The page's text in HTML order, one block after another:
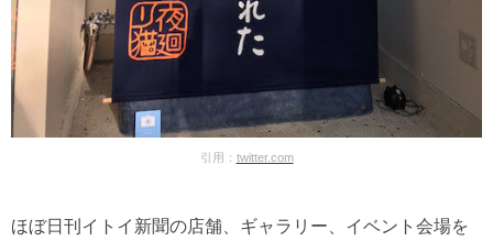
引用： twitter.com
ほぼ日刊イトイ新聞の店舗、ギャラリー、イベント会場を